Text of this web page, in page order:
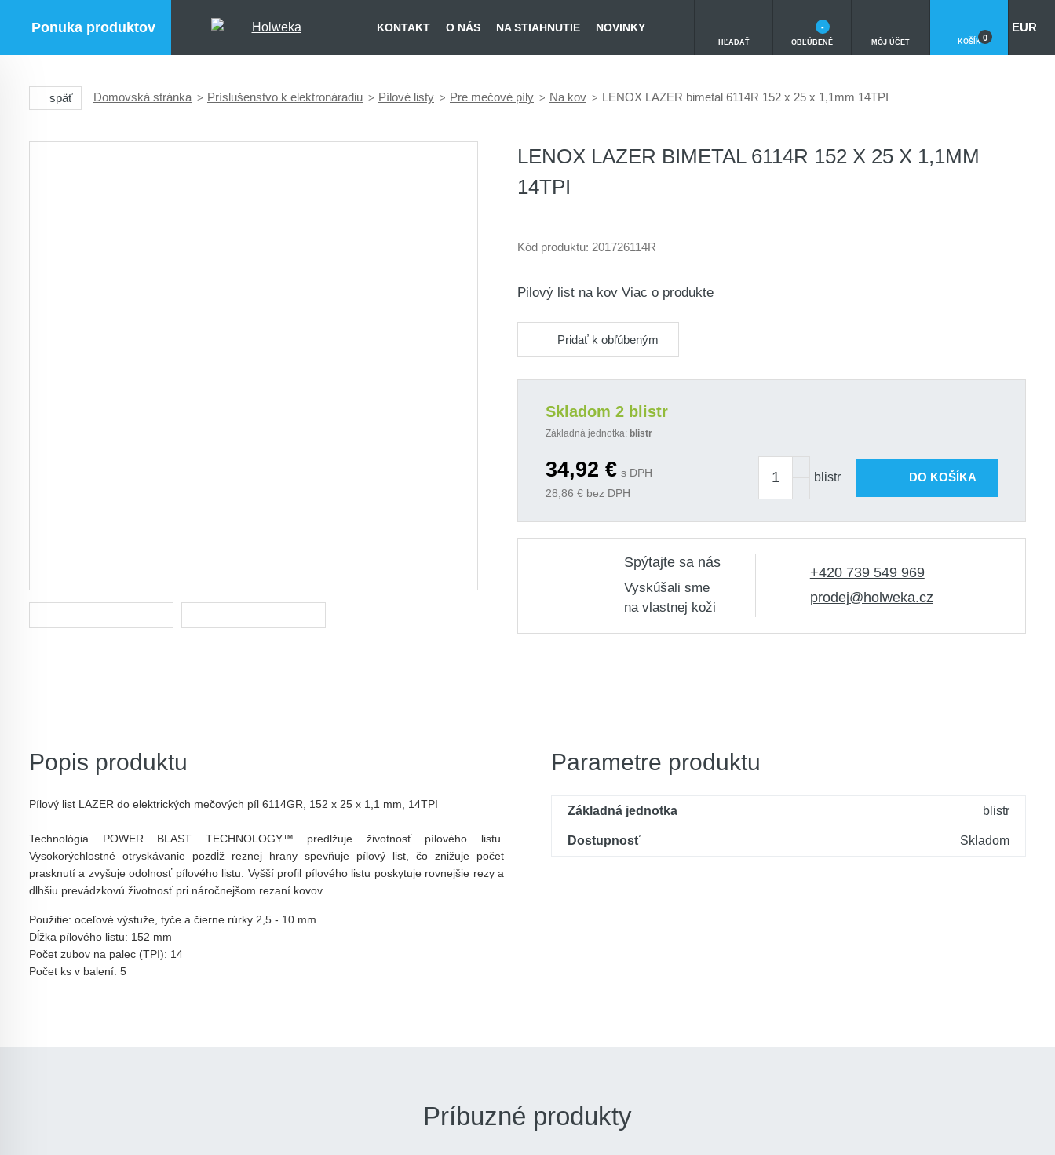
Ponuka produktov KONTAKT O NÁS NA STIAHNUTIE NOVINKY
HĽADAŤ OBĽÚBENÉ
-
MÔJ ÚČET KOŠÍK 0
EUR
späť Domovská stránka Príslušenstvo k elektronáradiu Pílové listy Pre mečové píly Na kov LENOX LAZER bimetal 6114R 152 x 25 x 1,1mm 14TPI
LENOX LAZER BIMETAL 6114R 152 X 25 X 1,1MM
14TPI
Kód produktu: 201726114R
Pilový list na kov Viac o produkte
Pridať k obľúbeným
Skladom 2 blistr
Základná jednotka: blistr
34,92 € s DPH
28,86 € bez DPH
blistr DO KOŠÍKA
Spýtajte sa nás
Vyskúšali sme
na vlastnej koži
+420 739 549 969
prodej@holweka.cz
Popis produktu
Pílový list LAZER do elektrických mečových píl 6114GR, 152 x 25 x 1,1 mm, 14TPI
Technológia POWER BLAST TECHNOLOGY™ predlžuje životnosť pílového listu.
Vysokorýchlostné otryskávanie pozdĺž reznej hrany spevňuje pílový list, čo znižuje počet
prasknutí a zvyšuje odolnosť pílového listu. Vyšší profil pílového listu poskytuje rovnejšie rezy a
dlhšiu prevádzkovú životnosť pri náročnejšom rezaní kovov.
Použitie: oceľové výstuže, tyče a čierne rúrky 2,5 - 10 mm
Dĺžka pílového listu: 152 mm
Počet zubov na palec (TPI): 14
Počet ks v balení: 5
Parametre produktu
Základná jednotka blistr
Dostupnosť Skladom
Príbuzné produkty